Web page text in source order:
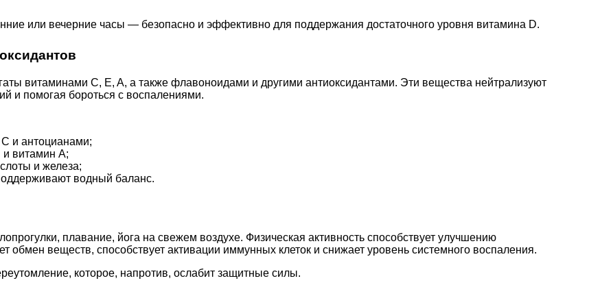
или вечерние часы — безопасно и эффективно для поддержания достаточного уровня витамина D.
витаминами C, E, A, а также флавоноидами и другими антиоксидантами. Эти вещества нейтрализуют
и помогая бороться с воспалениями.
и антоцианами;
витамин A;
и железа;
водный баланс.
плавание, йога на свежем воздухе. Физическая активность способствует улучшению
обмен веществ, способствует активации иммунных клеток и снижает уровень системного воспаления.
которое, напротив, ослабит защитные силы.